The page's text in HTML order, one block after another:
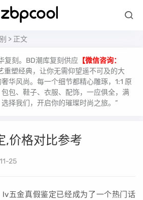
> 正文
复刻。BD潮库复刻供应 【微信咨询：
重塑经典，让你无需仰望遥不可及的大
华风尚。每一个细节都精心雕琢，1:1 原
包、鞋子、衣服、配饰，一应俱全，满
择我们，开启你的璀璨时尚之旅。”
,价格对比参考
25
lv五金真假鉴定已经成为了一个热门话